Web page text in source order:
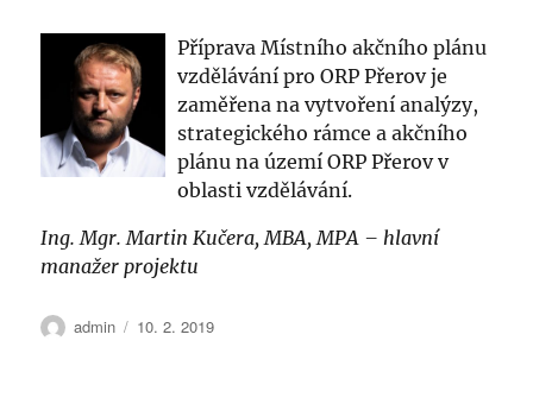
Příprava Místního akčního plánu
vzdělávání pro ORP Přerov je
zaměřenana vytvoření analýzy,
strategického rámce a akčního
plánu na území ORP Přerov v
oblasti vzdělávání.
Ing. Mgr. Martin Kučera, MBA, MPA – hlavní
manažer projektu
Autor:
admin Publikováno:
10. 2. 2019